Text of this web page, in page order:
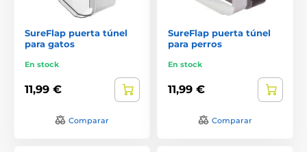
SureFlap puerta túnel
para gatos
En stock
11,99 €
Comparar
SureFlap puerta túnel
para perros
En stock
11,99 €
Comparar